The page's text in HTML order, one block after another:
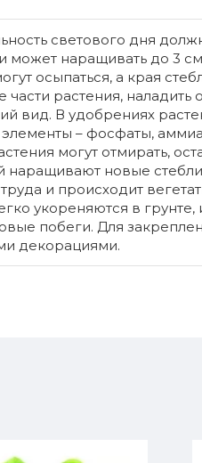
светового дня
может наращивать до 3
осыпаться, а края
растения, наладить
вид. В удобрениях
– фосфаты,
могут отмирать,
новые стебли
и происходит
укореняются в грунте,
побеги. Для
декорациями.
45